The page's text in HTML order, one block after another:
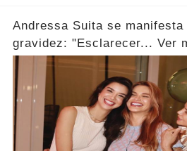
Andressa Suita se
gravidez: "Esclarecer... Ver